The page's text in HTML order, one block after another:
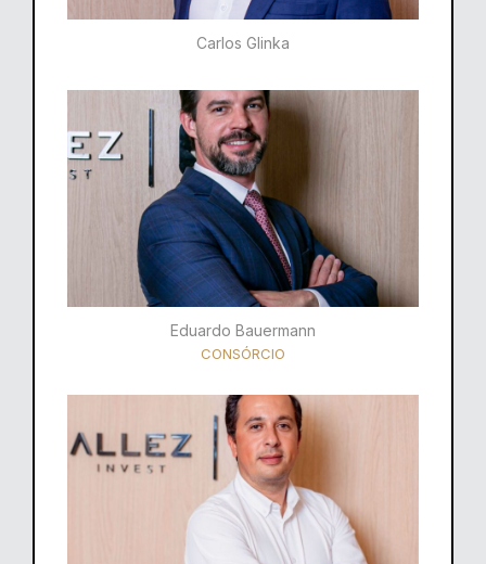
Carlos Glinka
Eduardo Bauermann
CONSÓRCIO